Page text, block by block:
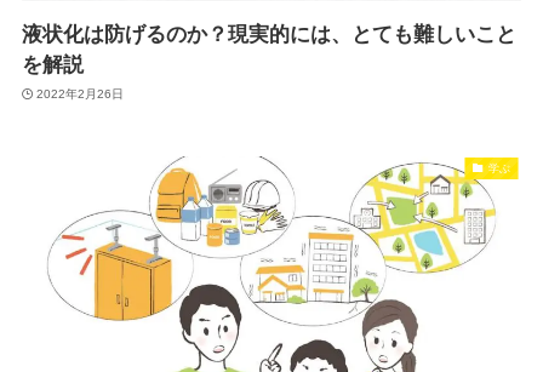
液状化は防げるのか？現実的には、とても難しいこと
を解説
2022年2月26日
学ぶ